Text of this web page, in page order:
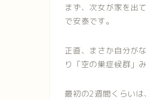
まず、次女が家を出
で安泰です。
正直、まさか自分が
り「空の巣症候群」
最初の2週間くらいは